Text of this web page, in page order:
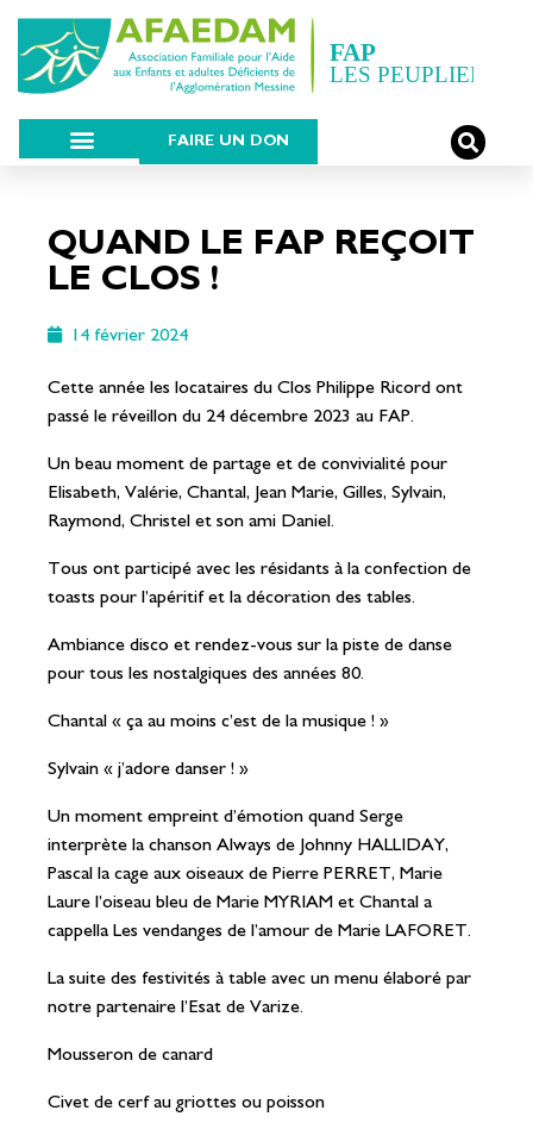
FAIRE UN DON
QUAND LE FAP REÇOIT
LE CLOS !
14 février 2024
Cette année les locataires du Clos Philippe Ricord ont
passé le réveillon du 24 décembre 2023 au FAP.
Un beau moment de partage et de convivialité pour
Elisabeth, Valérie, Chantal, Jean Marie, Gilles, Sylvain,
Raymond, Christel et son ami Daniel.
Tous ont participé avec les résidants à la confection de
toasts pour l’apéritif et la décoration des tables.
Ambiance disco et rendez-vous sur la piste de danse
pour tous les nostalgiques des années 80.
Chantal « ça au moins c’est de la musique ! »
Sylvain « j’adore danser ! »
Un moment empreint d’émotion quand Serge
interprète la chanson Always de Johnny HALLIDAY,
Pascal la cage aux oiseaux de Pierre PERRET, Marie
Laure l’oiseau bleu de Marie MYRIAM et Chantal a
cappella Les vendanges de l’amour de Marie LAFORET.
La suite des festivités à table avec un menu élaboré par
notre partenaire l’Esat de Varize.
Mousseron de canard
Civet de cerf au griottes ou poisson